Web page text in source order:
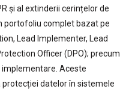
și al extinderii cerințelor de
portofoliu complet bazat pe
Lead Implementer, Lead
Officer (DPO); precum
Aceste
datelor în sistemele